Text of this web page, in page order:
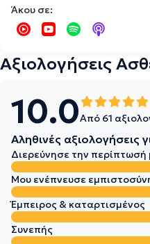
Άκου σε:
Αξιολογήσεις
10.0Από 61
Αληθινές αξιολογήσεις
Διερεύνησε την
Μου ενέπνευσε
Έμπειρος & καταρτισμένος
Συνεπής